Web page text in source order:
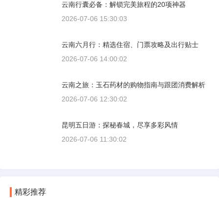
云南行囊必备：解锁完美旅程的20项神器
2026-07-06 15:30:03
云南六月行：精选住宿、门票攻略及出行贴士
2026-07-06 14:00:02
云南之旅：玉石药材的购物指南与跟团消费解析
2026-07-06 12:30:02
昆明五日游：探秘春城，尽享多彩风情
2026-07-06 11:30:02
精彩推荐